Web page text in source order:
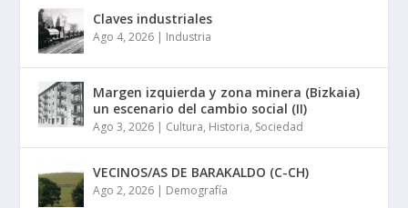
Claves industriales
Ago 4, 2026 | Industria
Margen izquierda y zona minera (Bizkaia)
un escenario del cambio social (II)
Ago 3, 2026 | Cultura, Historia, Sociedad
VECINOS/AS DE BARAKALDO (C-CH)
Ago 2, 2026 | Demografía